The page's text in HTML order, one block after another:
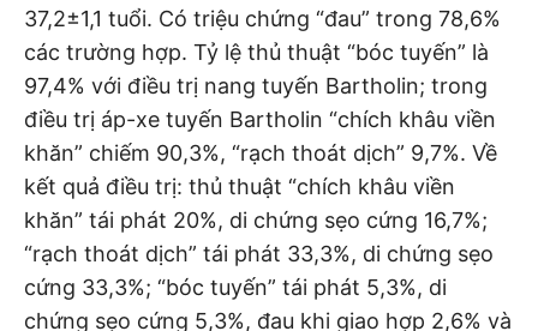
37,2±1,1 tuổi. Có triệu chứng “đau” trong 78,6%
các trường hợp. Tỷ lệ thủ thuật “bóc tuyến” là
97,4% với điều trị nang tuyến Bartholin; trong
điều trị áp-xe tuyến Bartholin “chích khâu viền
khăn” chiếm 90,3%, “rạch thoát dịch” 9,7%. Về
kết quả điều trị: thủ thuật “chích khâu viền
khăn” tái phát 20%, di chứng sẹo cứng 16,7%;
“rạch thoát dịch” tái phát 33,3%, di chứng sẹo
cứng 33,3%; “bóc tuyến” tái phát 5,3%, di
chứng sẹo cứng 5,3%, đau khi giao hợp 2,6% và